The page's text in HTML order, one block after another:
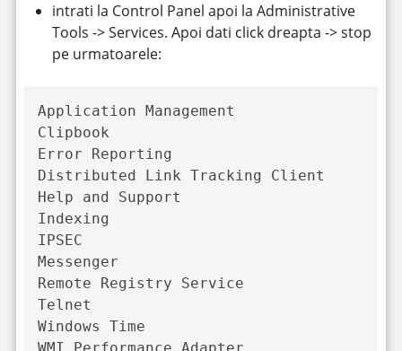
intrati la Control Panel apoi la Administrative
Tools -> Services. Apoi dati click dreapta -> stop
pe urmatoarele:
Application Management
Clipbook
Error Reporting
Distributed Link Tracking Client
Help and Support
Indexing
IPSEC
Messenger
Remote Registry Service
Telnet
Windows Time